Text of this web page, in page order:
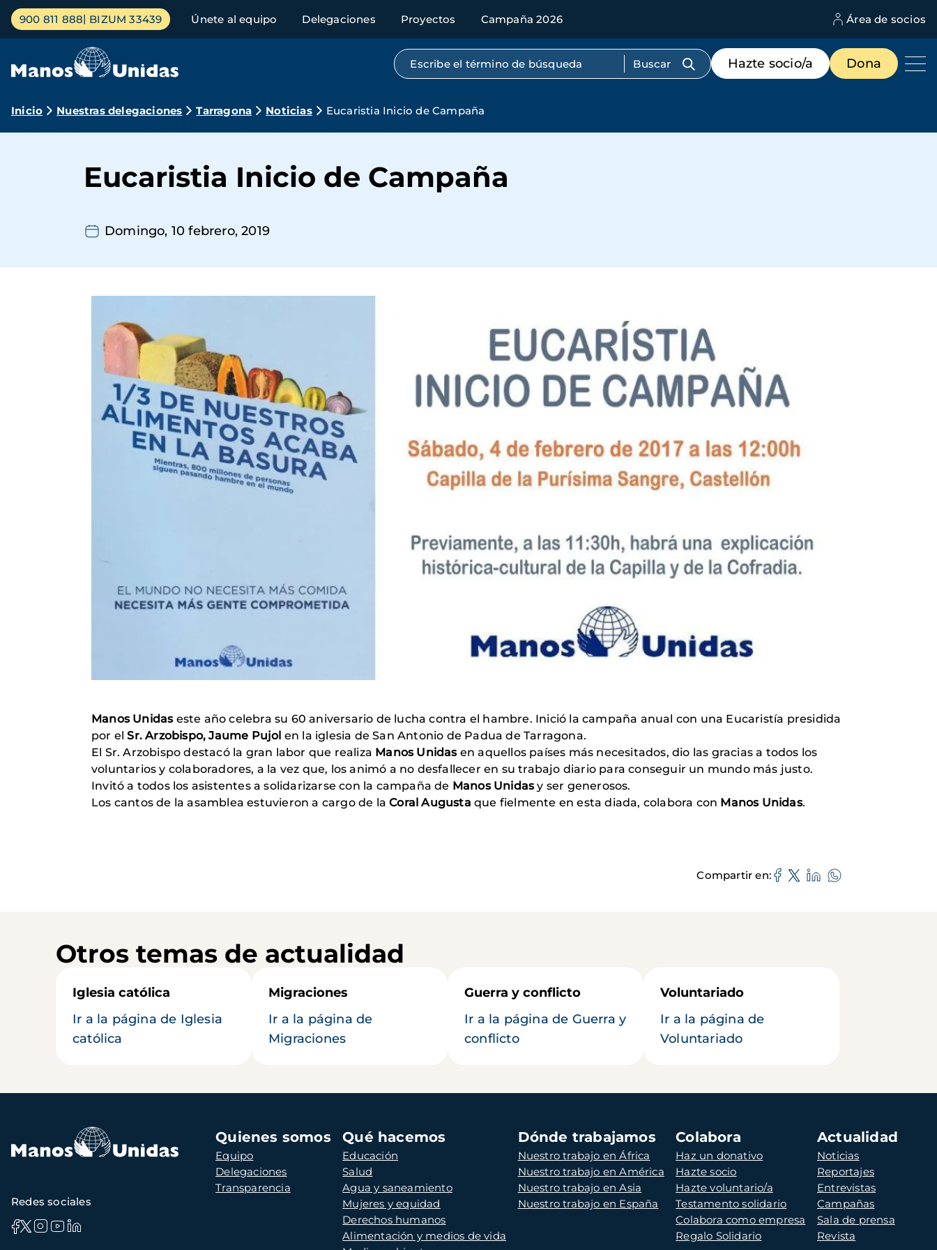
Pasar
contenido
Menú
principal
900 811 888 BIZUM 33439 Únete al equipo Delegaciones Proyectos Campaña 2026 Área de socios
Búsqueda por texto completo
Menú
de
destacados
Hazte socio/a Dona
Ruta
navegación
Inicio Nuestras delegaciones Tarragona Noticias Eucaristia Inicio de Campaña
Eucaristia Inicio de Campaña
Domingo, 10 febrero, 2019
Manos Unidaseste año celebra su 60 aniversario de lucha contra el hambre. Inició la campaña anual con una Eucaristía presidida
por elSr. Arzobispo, Jaume Pujol en la iglesia de San Antonio de Padua de Tarragona.
El Sr. Arzobispo destacó la gran labor que realiza Manos Unidasen aquellos países más necesitados, dio las gracias a todos los
voluntarios y colaboradores, a la vez que, los animó a no desfallecer en su trabajo diario para conseguir un mundo más justo.
Invitó a todos los asistentes a solidarizarse con la campaña de Manos Unidasy ser generosos.
Los cantos de la asamblea estuvieron a cargo de laCoral Augusta que fielmente en esta diada, colabora con Manos Unidas.
Compartir en
Otros temas de actualidad
Iglesia católica
Ir a la página de Iglesia
católica
Migraciones
Ir a la página de
Migraciones
Guerra y conflicto
Ir a la página de Guerra y
conflicto
Voluntariado
Ir a la página de
Voluntariado
Navegación
principal
Quienes somos
Equipo
Delegaciones
Transparencia
Qué hacemos
Educación
Salud
Agua y saneamiento
Mujeres y equidad
Derechos humanos
Alimentación y medios de vida
Dónde trabajamos
Nuestro trabajo en África
Nuestro trabajo en América
Nuestro trabajo en Asia
Nuestro trabajo en España
Colabora
Haz un donativo
Hazte socio
Hazte voluntario/a
Testamento solidario
Colabora como empresa
Regalo Solidario
Actualidad
Noticias
Reportajes
Entrevistas
Campañas
Sala de prensa
Revista
Redes sociales